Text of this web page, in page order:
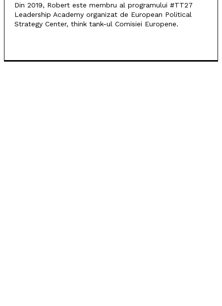
Din 2019, Robert este membru al programului #TT27
Leadership Academy organizat de European Political
Strategy Center, think tank-ul Comisiei Europene.